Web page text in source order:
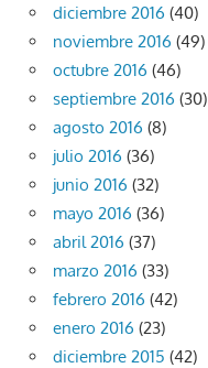
diciembre 2016 (40)
noviembre 2016 (49)
octubre 2016 (46)
septiembre 2016 (30)
agosto 2016 (8)
julio 2016 (36)
junio 2016 (32)
mayo 2016 (36)
abril 2016 (37)
marzo 2016 (33)
febrero 2016 (42)
enero 2016 (23)
diciembre 2015 (42)